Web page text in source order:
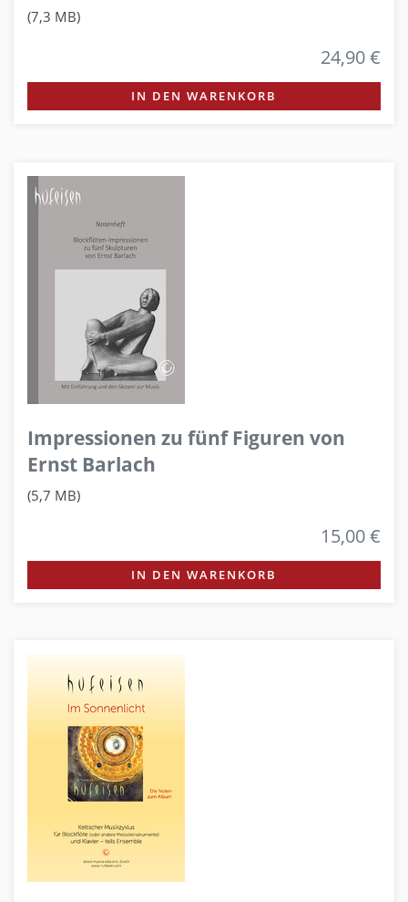
(7,3 MB)
24,90 €
IN DEN WARENKORB
Impressionen zu fünf Figuren von
Ernst Barlach
(5,7 MB)
15,00 €
IN DEN WARENKORB